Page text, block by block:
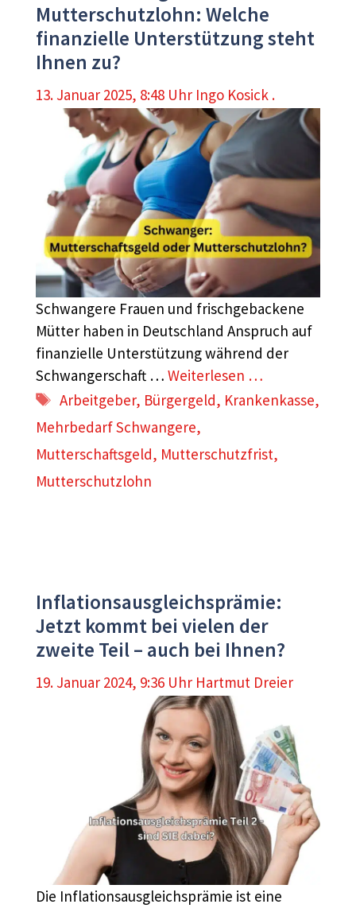
Mutterschutzlohn: Welche
finanzielle Unterstützung steht
Ihnen zu?
13. Januar 2025, 8:48 Uhr Ingo Kosick .
Schwangere Frauen und frischgebackene
Mütter haben in Deutschland Anspruch auf
finanzielle Unterstützung während der
Schwangerschaft … Weiterlesen …
Schlagwörter
Arbeitgeber, Bürgergeld, Krankenkasse,
Mehrbedarf Schwangere,
Mutterschaftsgeld, Mutterschutzfrist,
Mutterschutzlohn
Inflationsausgleichsprämie:
Jetzt kommt bei vielen der
zweite Teil – auch bei Ihnen?
19. Januar 2024, 9:36 Uhr Hartmut Dreier
Die Inflationsausgleichsprämie ist eine